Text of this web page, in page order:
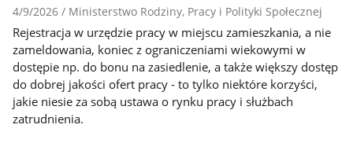
4/9/2026 / Ministerstwo Rodziny, Pracy i Polityki Społecznej
Rejestracja w urzędzie pracy w miejscu zamieszkania, a nie
zameldowania, koniec z ograniczeniami wiekowymi w
dostępie np. do bonu na zasiedlenie, a także większy dostęp
do dobrej jakości ofert pracy - to tylko niektóre korzyści,
jakie niesie za sobą ustawa o rynku pracy i służbach
zatrudnienia.